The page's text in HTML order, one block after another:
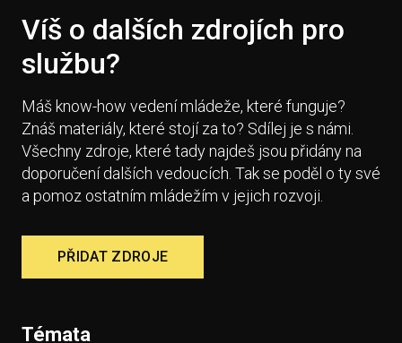
Víš o dalších zdrojích pro
službu?
Máš know-how vedení mládeže, které funguje?
Znáš materiály, které stojí za to? Sdílej je s námi.
Všechny zdroje, které tady najdeš jsou přidány na
doporučení dalších vedoucích. Tak se poděl o ty své
a pomoz ostatním mládežím v jejich rozvoji.
PŘIDAT ZDROJE
Témata